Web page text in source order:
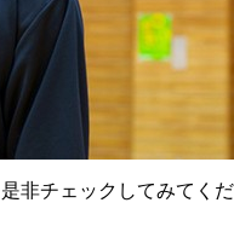
非チェックしてみてくだ